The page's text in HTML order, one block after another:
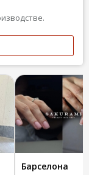
Барселона